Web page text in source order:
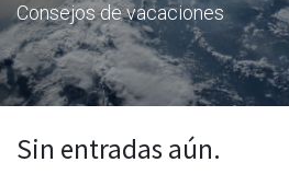
Consejos de vacaciones
Sin entradas aún.